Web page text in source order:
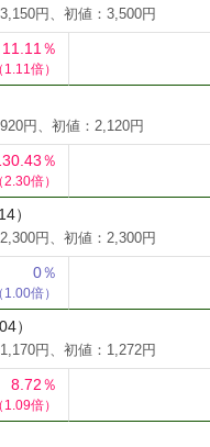
円、初値：3,500円
11.11％
（1.11倍）
円、初値：2,120円
％
（2.30倍）
）
円、初値：2,300円
0％
（1.00倍）
）
円、初値：1,272円
8.72％
（1.09倍）